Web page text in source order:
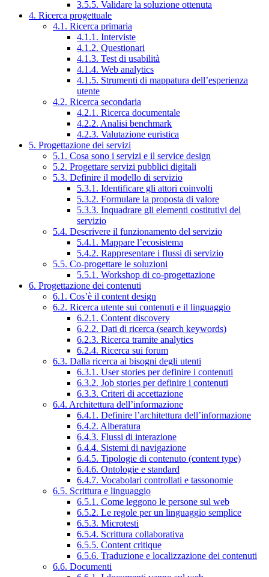
3.5.5. Validare la soluzione ottenuta
4. Ricerca progettuale
4.1. Ricerca primaria
4.1.1. Interviste
4.1.2. Questionari
4.1.3. Test di usabilità
4.1.4. Web analytics
4.1.5. Strumenti di mappatura dell’esperienza
utente
4.2. Ricerca secondaria
4.2.1. Ricerca documentale
4.2.2. Analisi benchmark
4.2.3. Valutazione euristica
5. Progettazione dei servizi
5.1. Cosa sono i servizi e il service design
5.2. Progettare servizi pubblici digitali
5.3. Definire il modello di servizio
5.3.1. Identificare gli attori coinvolti
5.3.2. Formulare la proposta di valore
5.3.3. Inquadrare gli elementi costitutivi del
servizio
5.4. Descrivere il funzionamento del servizio
5.4.1. Mappare l’ecosistema
5.4.2. Rappresentare i flussi di servizio
5.5. Co-progettare le soluzioni
5.5.1. Workshop di co-progettazione
6. Progettazione dei contenuti
6.1. Cos’è il content design
6.2. Ricerca utente sui contenuti e il linguaggio
6.2.1. Content discovery
6.2.2. Dati di ricerca (search keywords)
6.2.3. Ricerca tramite analytics
6.2.4. Ricerca sui forum
6.3. Dalla ricerca ai bisogni degli utenti
6.3.1. User stories per definire i contenuti
6.3.2. Job stories per definire i contenuti
6.3.3. Criteri di accettazione
6.4. Architettura dell’informazione
6.4.1. Definire l’architettura dell’informazione
6.4.2. Alberatura
6.4.3. Flussi di interazione
6.4.4. Sistemi di navigazione
6.4.5. Tipologie di contenuto (content type)
6.4.6. Ontologie e standard
6.4.7. Vocabolari controllati e tassonomie
6.5. Scrittura e linguaggio
6.5.1. Come leggono le persone sul web
6.5.2. Le regole per un linguaggio semplice
6.5.3. Microtesti
6.5.4. Scrittura collaborativa
6.5.5. Content critique
6.5.6. Traduzione e localizzazione dei contenuti
6.6. Documenti